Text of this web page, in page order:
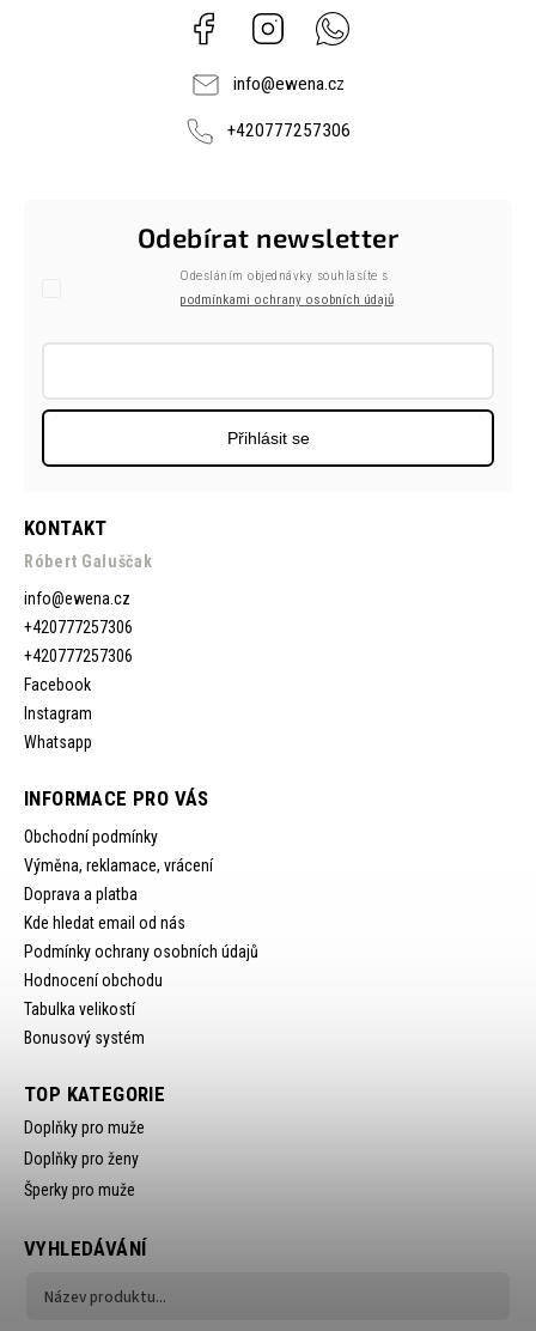
Facebook Instagram
info@ewena.cz
+420777257306
KONTAKT
Róbert Galuščak
info@ewena.cz
+420777257306
+420777257306
Facebook
Instagram
Whatsapp
INFORMACE PRO VÁS
Obchodní podmínky
Výměna, reklamace, vrácení
Doprava a platba
Kde hledat email od nás
Podmínky ochrany osobních údajů
Hodnocení obchodu
Tabulka velikostí
Bonusový systém
Odebírat newsletter
Odesláním objednávky souhlasíte s
podmínkami ochrany osobních údajů
Přihlásit se
TOP KATEGORIE
Doplňky pro muže
Doplňky pro ženy
Šperky pro muže
VYHLEDÁVÁNÍ